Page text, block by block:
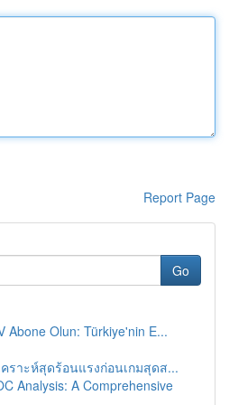
Report Page
Go
Abone Olun: Türkiye'nin E...
ราะห์สุดร้อนแรงก่อนเกมสุดส...
Analysis: A Comprehensive